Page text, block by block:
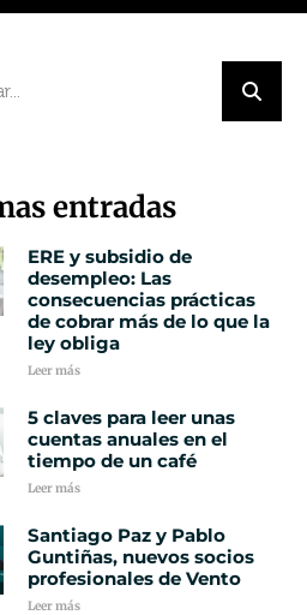
entradas
ERE y subsidio de
desempleo: Las
consecuencias prácticas
de cobrar más de lo que la
ley obliga
Leer más
5 claves para leer unas
cuentas anuales en el
tiempo de un café
Leer más
Santiago Paz y Pablo
Guntiñas, nuevos socios
profesionales de Vento
Leer más